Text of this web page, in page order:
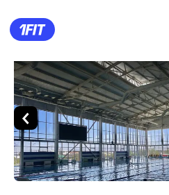
11 types of classes
Тараз-Арена